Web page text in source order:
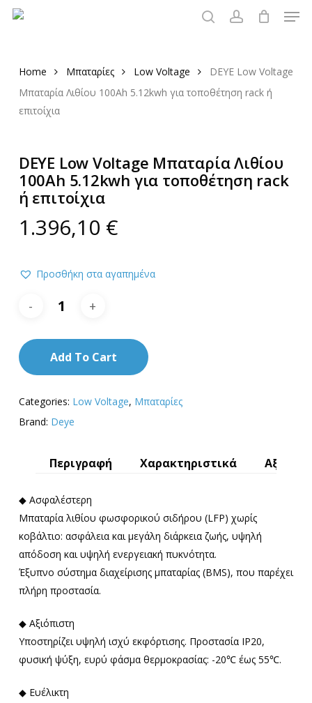
Skip
Home Μπαταρίες Low Voltage
DEYE Low Voltage
Μπαταρία Λιθίου 100Ah 5.12kwh για τοποθέτηση rack ή
επιτοίχια
DEYE Low Voltage Μπαταρία Λιθίου
100Ah 5.12kwh για τοποθέτηση rack
ή επιτοίχια
1.396,10 €
Προσθήκη στα αγαπημένα
Add To Cart
Categories: Low Voltage, Μπαταρίες
Brand: Deye
Περιγραφή Χαρακτηριστικά
◆ Ασφαλέστερη
Μπαταρία λιθίου φωσφορικού σιδήρου (LFP) χωρίς
κοβάλτιο: ασφάλεια και μεγάλη διάρκεια ζωής, υψηλή
απόδοση και υψηλή ενεργειακή πυκνότητα.
Έξυπνο σύστημα διαχείρισης μπαταρίας (BMS), που παρέχει
πλήρη προστασία.
◆ Αξιόπιστη
Υποστηρίζει υψηλή ισχύ εκφόρτισης. Προστασία IP20,
φυσική ψύξη, ευρύ φάσμα θερμοκρασίας: -20℃ έως 55℃.
◆ Ευέλικτη